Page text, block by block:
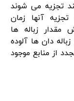
تجزیه می شوند
آنها زمان
مقدار زباله ها
دان ها آلوده
از منابع موجود